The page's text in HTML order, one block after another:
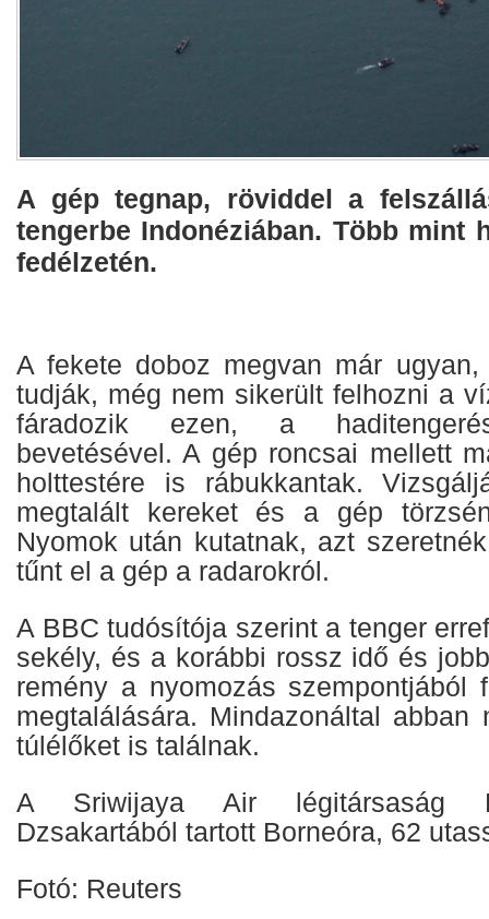
A gép tegnap, röviddel a
tengerbe Indonéziában. Több mint
fedélzetén.
A fekete doboz megvan már
tudják, még nem sikerült felhozni a
fáradozik ezen, a
bevetésével. A gép roncsai mellett
holttestére is rábukkantak.
megtalált kereket és a gép
Nyomok után kutatnak, azt
tűnt el a gép a radarokról.
A BBC tudósítója szerint a tenger
sekély, és a korábbi rossz idő és
remény a nyomozás szempontjából
megtalálására. Mindazonáltal abban
túlélőket is találnak.
A Sriwijaya Air légitársaság
Dzsakartából tartott Borneóra, 62
Fotó: Reuters